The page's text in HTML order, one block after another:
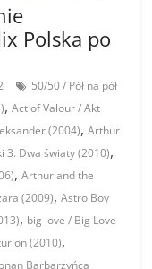
Polska po
50/50 / Pół na pół
,Act of Valour / Akt
(2004),Arthur
3. Dwa światy (2010),
,Arthur and the
(2009),Astro Boy
, big love / Big Love
(2010),
Barbarzyńca